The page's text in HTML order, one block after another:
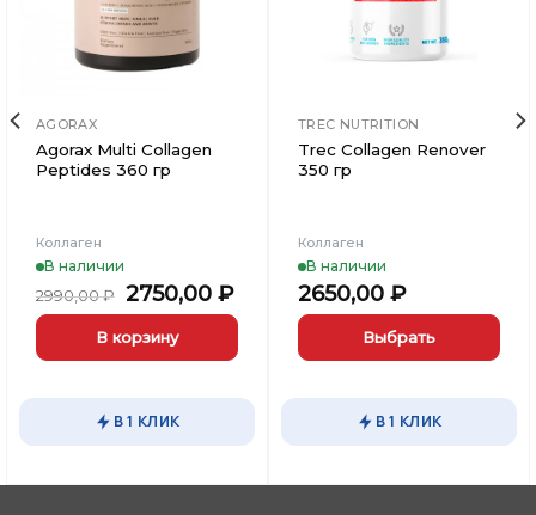
AGORAX
Agorax Multi Collagen
Peptides 360 гр
Коллаген
В наличии
2990,00₽ Первоначальная
цена
составляла
2990,00 ₽.
2750,00 ₽Текущая
цена:
В корзину
В 1 КЛИК
TREC NUTRITION
Trec Collagen Renover
350 гр
Коллаген
В наличии
2650,00 ₽
Выбрать
В 1 КЛИК